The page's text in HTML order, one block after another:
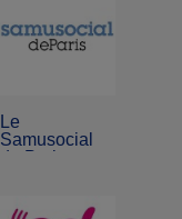
Le
Samusocial
de Paris